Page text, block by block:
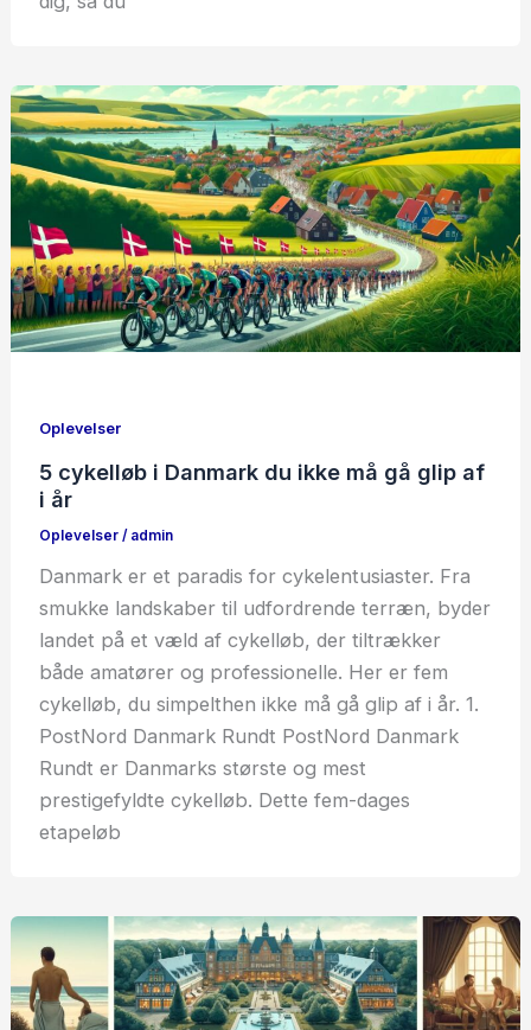
Oplevelser
5 cykelløb i Danmark du ikke må gå glip af
i år
Oplevelser / admin
Danmark er et paradis for cykelentusiaster. Fra
smukke landskaber til udfordrende terræn, byder
landet på et væld af cykelløb, der tiltrækker
både amatører og professionelle. Her er fem
cykelløb, du simpelthen ikke må gå glip af i år. 1.
PostNord Danmark Rundt PostNord Danmark
Rundt er Danmarks største og mest
prestigefyldte cykelløb. Dette fem-dages
etapeløb